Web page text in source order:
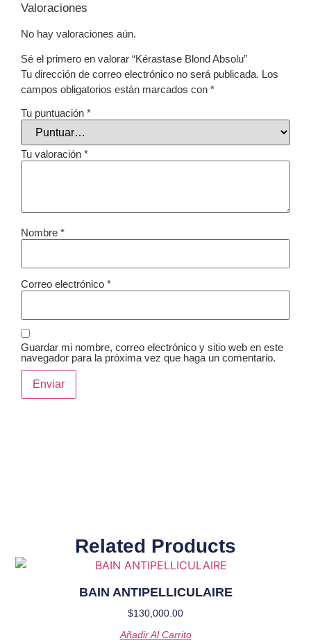
Valoraciones
No hay valoraciones aún.
Sé el primero en valorar “Kérastase Blond Absolu”
Tu dirección de correo electrónico no será publicada. Los
campos obligatorios están marcados con *
Tu puntuación *
Tu valoración *
Nombre *
Correo electrónico *
Guardar mi nombre, correo electrónico y sitio web en este
navegador para la próxima vez que haga un comentario.
Related Products
BAIN ANTIPELLICULAIRE
$130,000.00
Añadir Al Carrito